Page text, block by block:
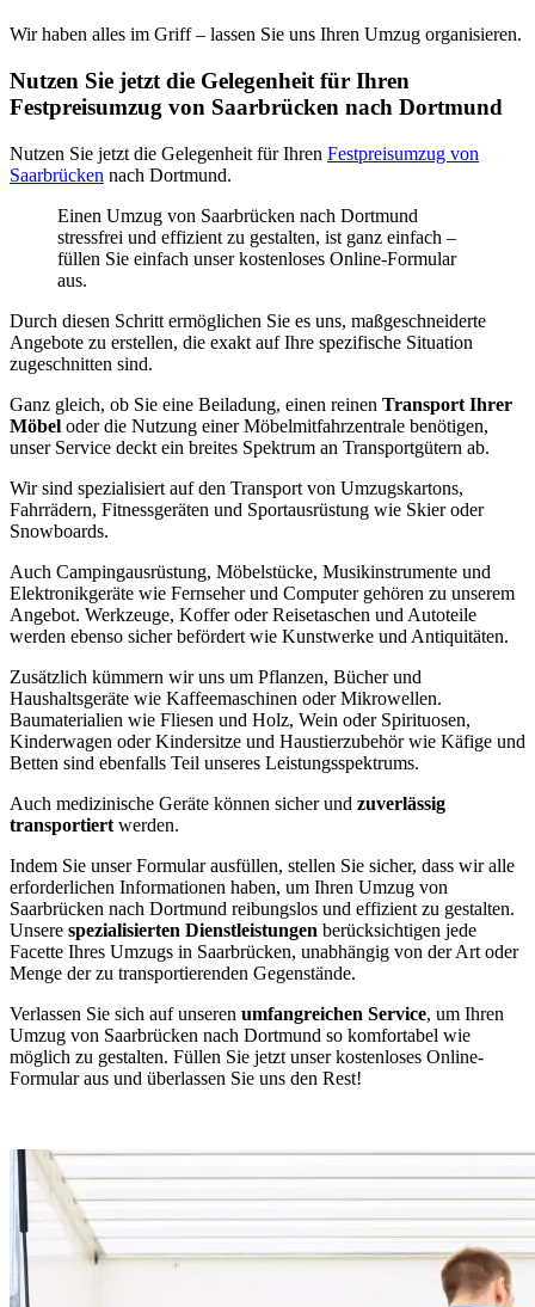
Wir haben alles im Griff – lassen Sie uns Ihren Umzug organisieren.
Nutzen Sie jetzt die Gelegenheit für Ihren
Festpreisumzug von Saarbrücken nach Dortmund
Nutzen Sie jetzt die Gelegenheit für Ihren Festpreisumzug von
Saarbrücken nach Dortmund.
Einen Umzug von Saarbrücken nach Dortmund
stressfrei und effizient zu gestalten, ist ganz einfach –
füllen Sie einfach unser kostenloses Online-Formular
aus.
Durch diesen Schritt ermöglichen Sie es uns, maßgeschneiderte
Angebote zu erstellen, die exakt auf Ihre spezifische Situation
zugeschnitten sind.
Ganz gleich, ob Sie eine Beiladung, einen reinen Transport Ihrer
Möbel oder die Nutzung einer Möbelmitfahrzentrale benötigen,
unser Service deckt ein breites Spektrum an Transportgütern ab.
Wir sind spezialisiert auf den Transport von Umzugskartons,
Fahrrädern, Fitnessgeräten und Sportausrüstung wie Skier oder
Snowboards.
Auch Campingausrüstung, Möbelstücke, Musikinstrumente und
Elektronikgeräte wie Fernseher und Computer gehören zu unserem
Angebot. Werkzeuge, Koffer oder Reisetaschen und Autoteile
werden ebenso sicher befördert wie Kunstwerke und Antiquitäten.
Zusätzlich kümmern wir uns um Pflanzen, Bücher und
Haushaltsgeräte wie Kaffeemaschinen oder Mikrowellen.
Baumaterialien wie Fliesen und Holz, Wein oder Spirituosen,
Kinderwagen oder Kindersitze und Haustierzubehör wie Käfige und
Betten sind ebenfalls Teil unseres Leistungsspektrums.
Auch medizinische Geräte können sicher und zuverlässig
transportiert werden.
Indem Sie unser Formular ausfüllen, stellen Sie sicher, dass wir alle
erforderlichen Informationen haben, um Ihren Umzug von
Saarbrücken nach Dortmund reibungslos und effizient zu gestalten.
Unsere spezialisierten Dienstleistungen berücksichtigen jede
Facette Ihres Umzugs in Saarbrücken, unabhängig von der Art oder
Menge der zu transportierenden Gegenstände.
Verlassen Sie sich auf unseren umfangreichen Service, um Ihren
Umzug von Saarbrücken nach Dortmund so komfortabel wie
möglich zu gestalten. Füllen Sie jetzt unser kostenloses Online-
Formular aus und überlassen Sie uns den Rest!